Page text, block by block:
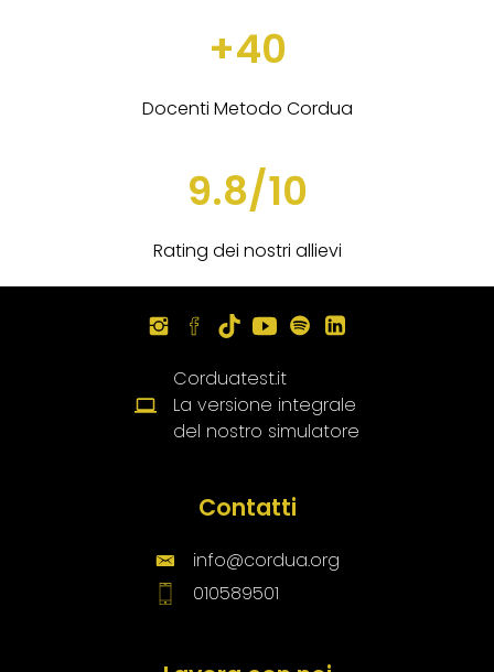
+40
Docenti Metodo Cordua
9.8/10
Rating dei nostri allievi
Corduatest.it
La versione integrale
del nostro simulatore
Contatti
info@cordua.org
010589501